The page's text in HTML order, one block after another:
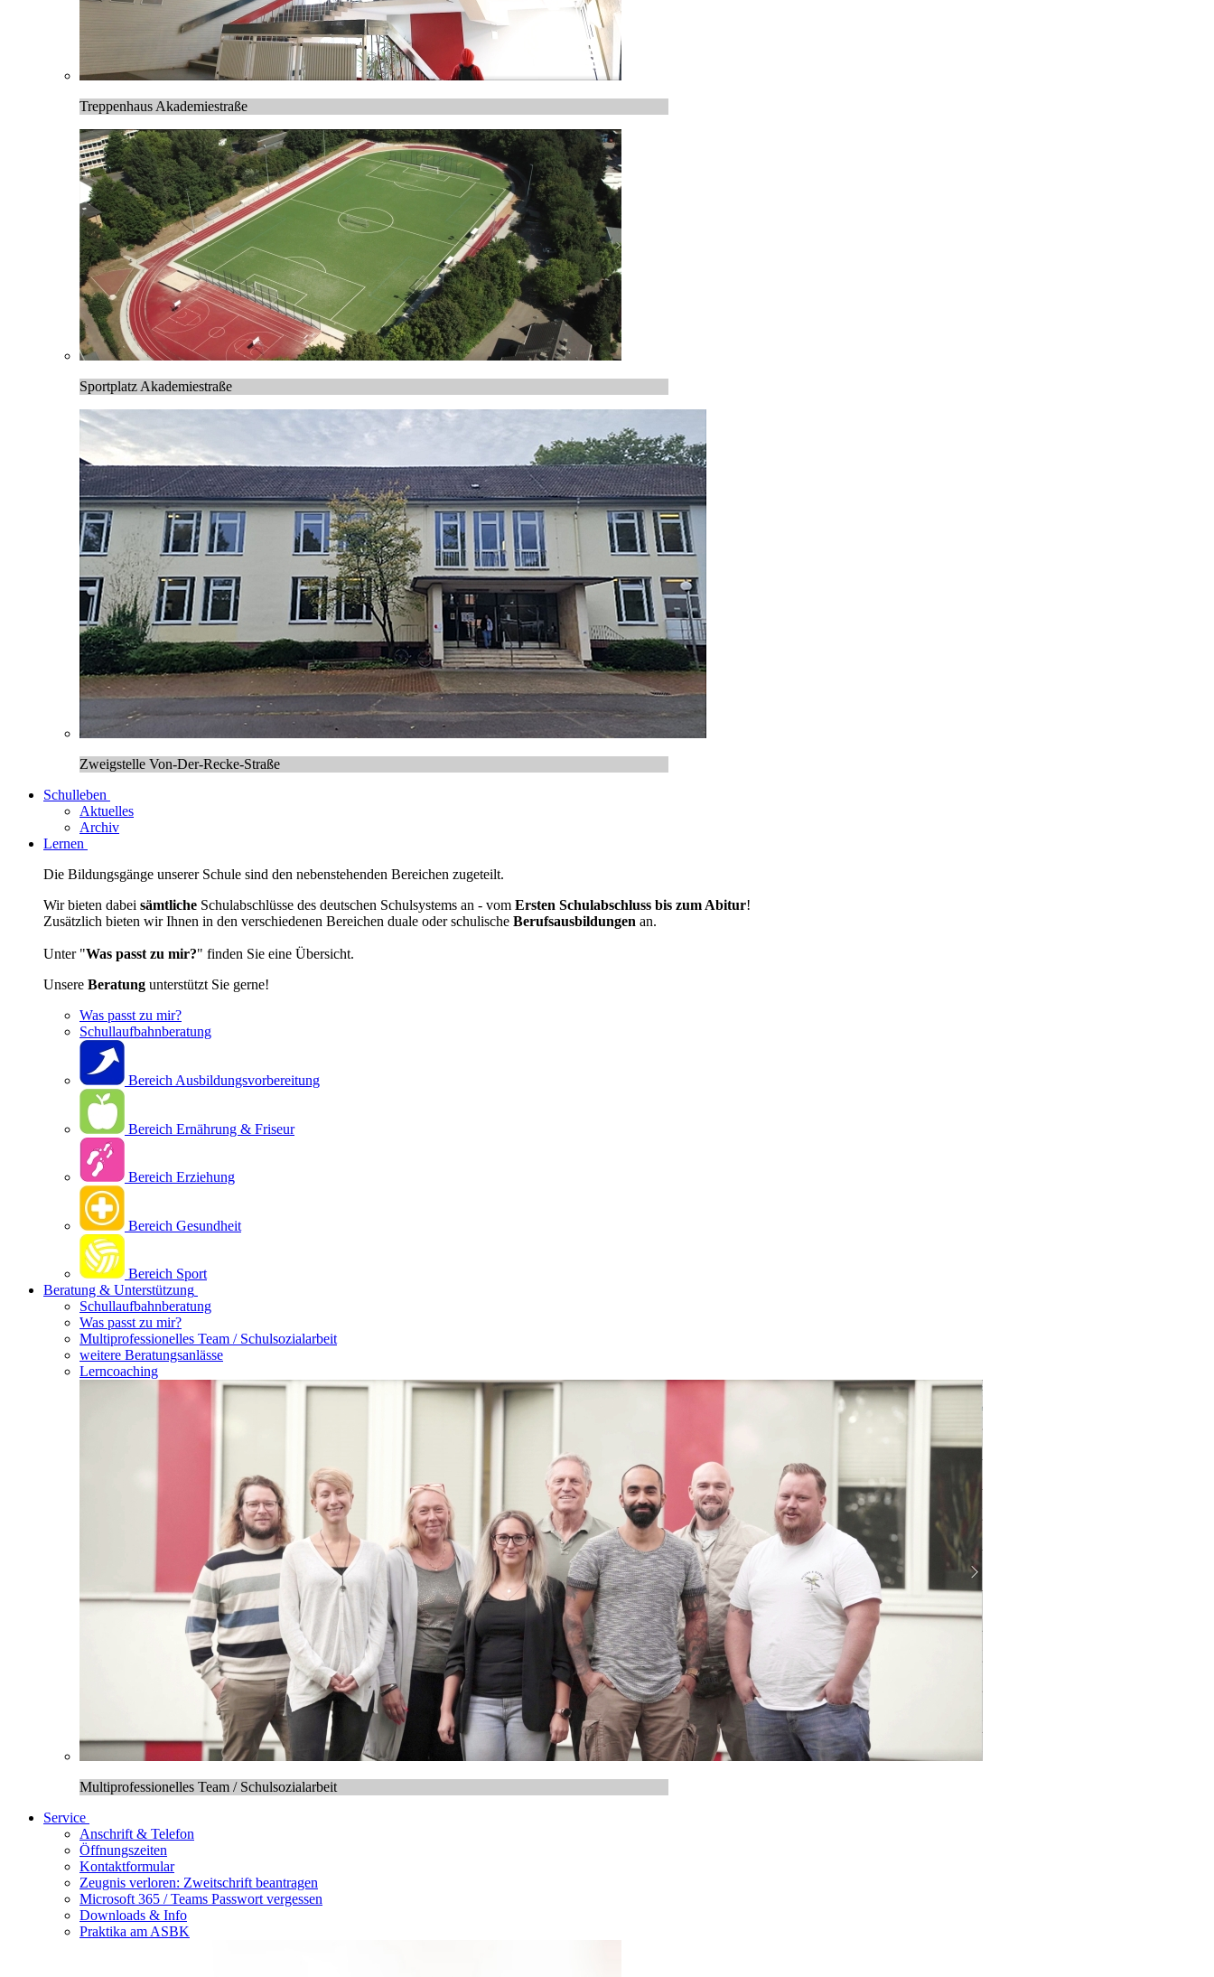
Treppenhaus Akademiestraße
Sportplatz Akademiestraße
Zweigstelle Von-Der-Recke-Straße
Schulleben
Aktuelles
Archiv
Lernen
Die Bildungsgänge unserer Schule sind den nebenstehenden Bereichen zugeteilt.
Wir bieten dabei sämtliche Schulabschlüsse des deutschen Schulsystems an - vom Ersten Schulabschluss bis zum Abitur!
Zusätzlich bieten wir Ihnen in den verschiedenen Bereichen duale oder schulische Berufsausbildungen an.
Unter "Was passt zu mir?" finden Sie eine Übersicht.
Unsere Beratung unterstützt Sie gerne!
Was passt zu mir?
Schullaufbahnberatung
Bereich Ausbildungsvorbereitung
Bereich Ernährung & Friseur
Bereich Erziehung
Bereich Gesundheit
Bereich Sport
Beratung & Unterstützung
Schullaufbahnberatung
Was passt zu mir?
Multipro­fessionelles Team / Schulsozialarbeit
weitere Beratungsanlässe
Lerncoaching
Multiprofessionelles Team / Schulsozialarbeit
Service
Anschrift & Telefon
Öffnungszeiten
Kontaktformular
Zeugnis verloren: Zweitschrift beantragen
Microsoft 365 / Teams Passwort vergessen
Downloads & Info
Praktika am ASBK